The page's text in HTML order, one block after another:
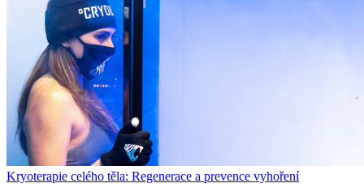
Kryoterapie celého těla: Regenerace a prevence vyhoření